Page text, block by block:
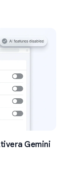
Gemini